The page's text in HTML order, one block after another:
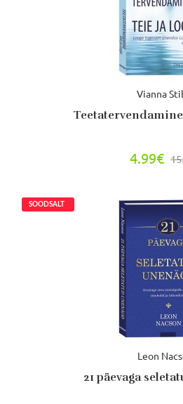
Vianna
4.99€
Leon
21 päevaga